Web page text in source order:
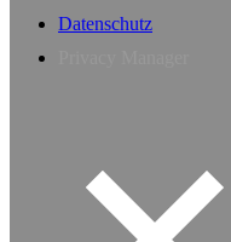
Datenschutz